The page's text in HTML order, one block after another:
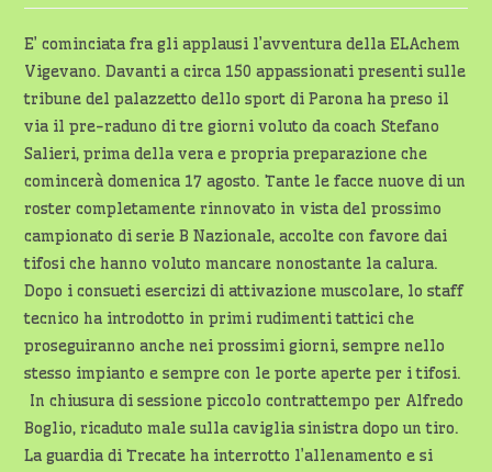
lettura:
E’ cominciata fra gli applausi l’avventura della ELAchem
Vigevano. Davanti a circa 150 appassionati presenti sulle
tribune del palazzetto dello sport di Parona ha preso il
via il pre-raduno di tre giorni voluto da coach Stefano
Salieri, prima della vera e propria preparazione che
comincerà domenica 17 agosto. Tante le facce nuove di un
roster completamente rinnovato in vista del prossimo
campionato di serie B Nazionale, accolte con favore dai
tifosi che hanno voluto mancare nonostante la calura.
Dopo i consueti esercizi di attivazione muscolare, lo staff
tecnico ha introdotto in primi rudimenti tattici che
proseguiranno anche nei prossimi giorni, sempre nello
stesso impianto e sempre con le porte aperte per i tifosi.
In chiusura di sessione piccolo contrattempo per Alfredo
Boglio, ricaduto male sulla caviglia sinistra dopo un tiro.
La guardia di Trecate ha interrotto l’allenamento e si